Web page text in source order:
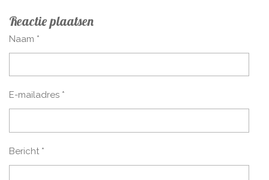
n
l
r
e
e
n
Reactie plaatsen
Naam *
E-mailadres *
Bericht *